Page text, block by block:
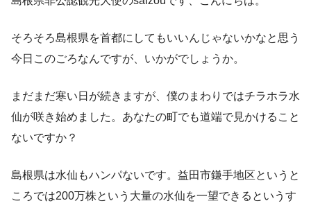
そろそろ島根県を首都にしてもいいんじゃないかなと思う
今日このごろなんですが、いかがでしょうか。
まだまだ寒い日が続きますが、僕のまわりではチラホラ水
仙が咲き始めました。あなたの町でも道端で見かけること
ないですか？
島根県は水仙もハンパないです。益田市鎌手地区というと
ころでは200万株という大量の水仙を一望できるというす